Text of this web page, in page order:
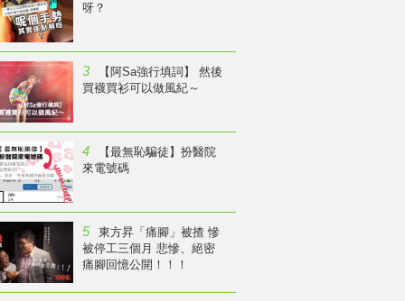
呀？
3
【阿Sa強行填詞】 然後
買襪買衫可以做風紀～
4
【最無恥騙徒】扮醫院
來電號碼
5
東方昇「痛腳」被揸 慘
被停工三個月 悲慘、絕密
痛腳回憶公開！！！